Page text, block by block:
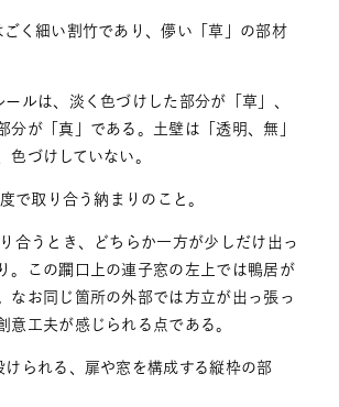
ごく細い割竹であり、儚い「草」の部材
ールは、淡く色づけした部分が「草」、
分が「真」である。土壁は「透明、無」
色づけしていない。
で取り合う納まりのこと。
合うとき、どちらか一方が少しだけ出っ
。この躙口上の連子窓の左上では鴨居が
なお同じ箇所の外部では方立が出っ張っ
意工夫が感じられる点である。
けられる、扉や窓を構成する縦枠の部